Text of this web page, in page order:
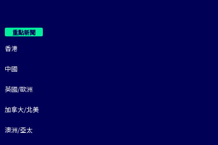
重點新聞
香港
中國
英國/歐洲
加拿大/北美
澳洲/亞太